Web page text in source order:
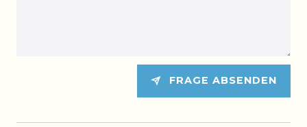
FRAGE ABSENDEN